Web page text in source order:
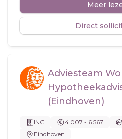
Meer
Direct
Adviesteam
(Eindhoven)
ING 4.007 - 6.567
Eindhoven